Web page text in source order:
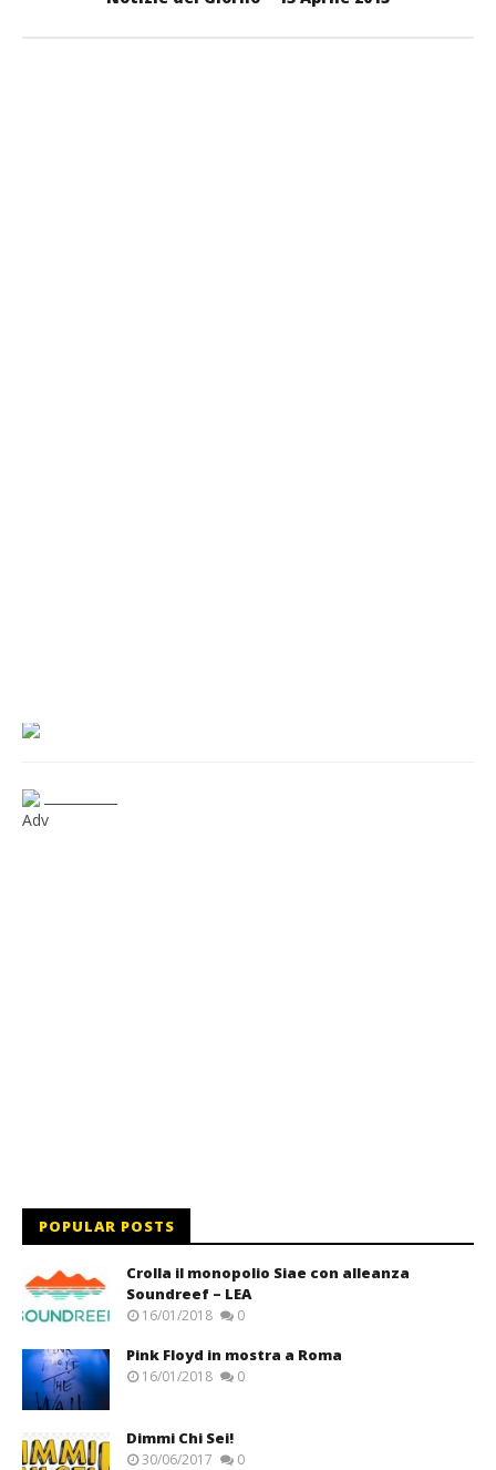
Adv
POPULAR POSTS
Crolla il monopolio Siae con alleanza
Soundreef – LEA
16/01/2018 0
Pink Floyd in mostra a Roma
16/01/2018 0
Dimmi Chi Sei!
30/06/2017 0